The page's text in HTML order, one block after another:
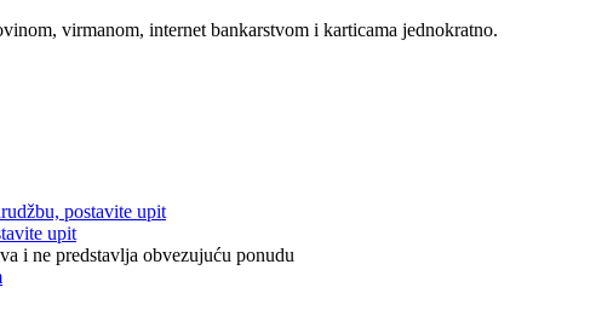
virmanom, internet bankarstvom i karticama jednokratno.
postavite upit
upit
i ne predstavlja obvezujuću ponudu